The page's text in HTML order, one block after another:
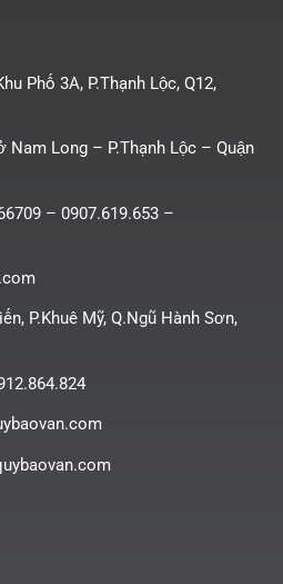
Phố 3A, P.Thạnh Lộc, Q12,
Nam Long – P.Thạnh Lộc – Quận
– 0907.619.653 –
P.Khuê Mỹ, Q.Ngũ Hành Sơn,